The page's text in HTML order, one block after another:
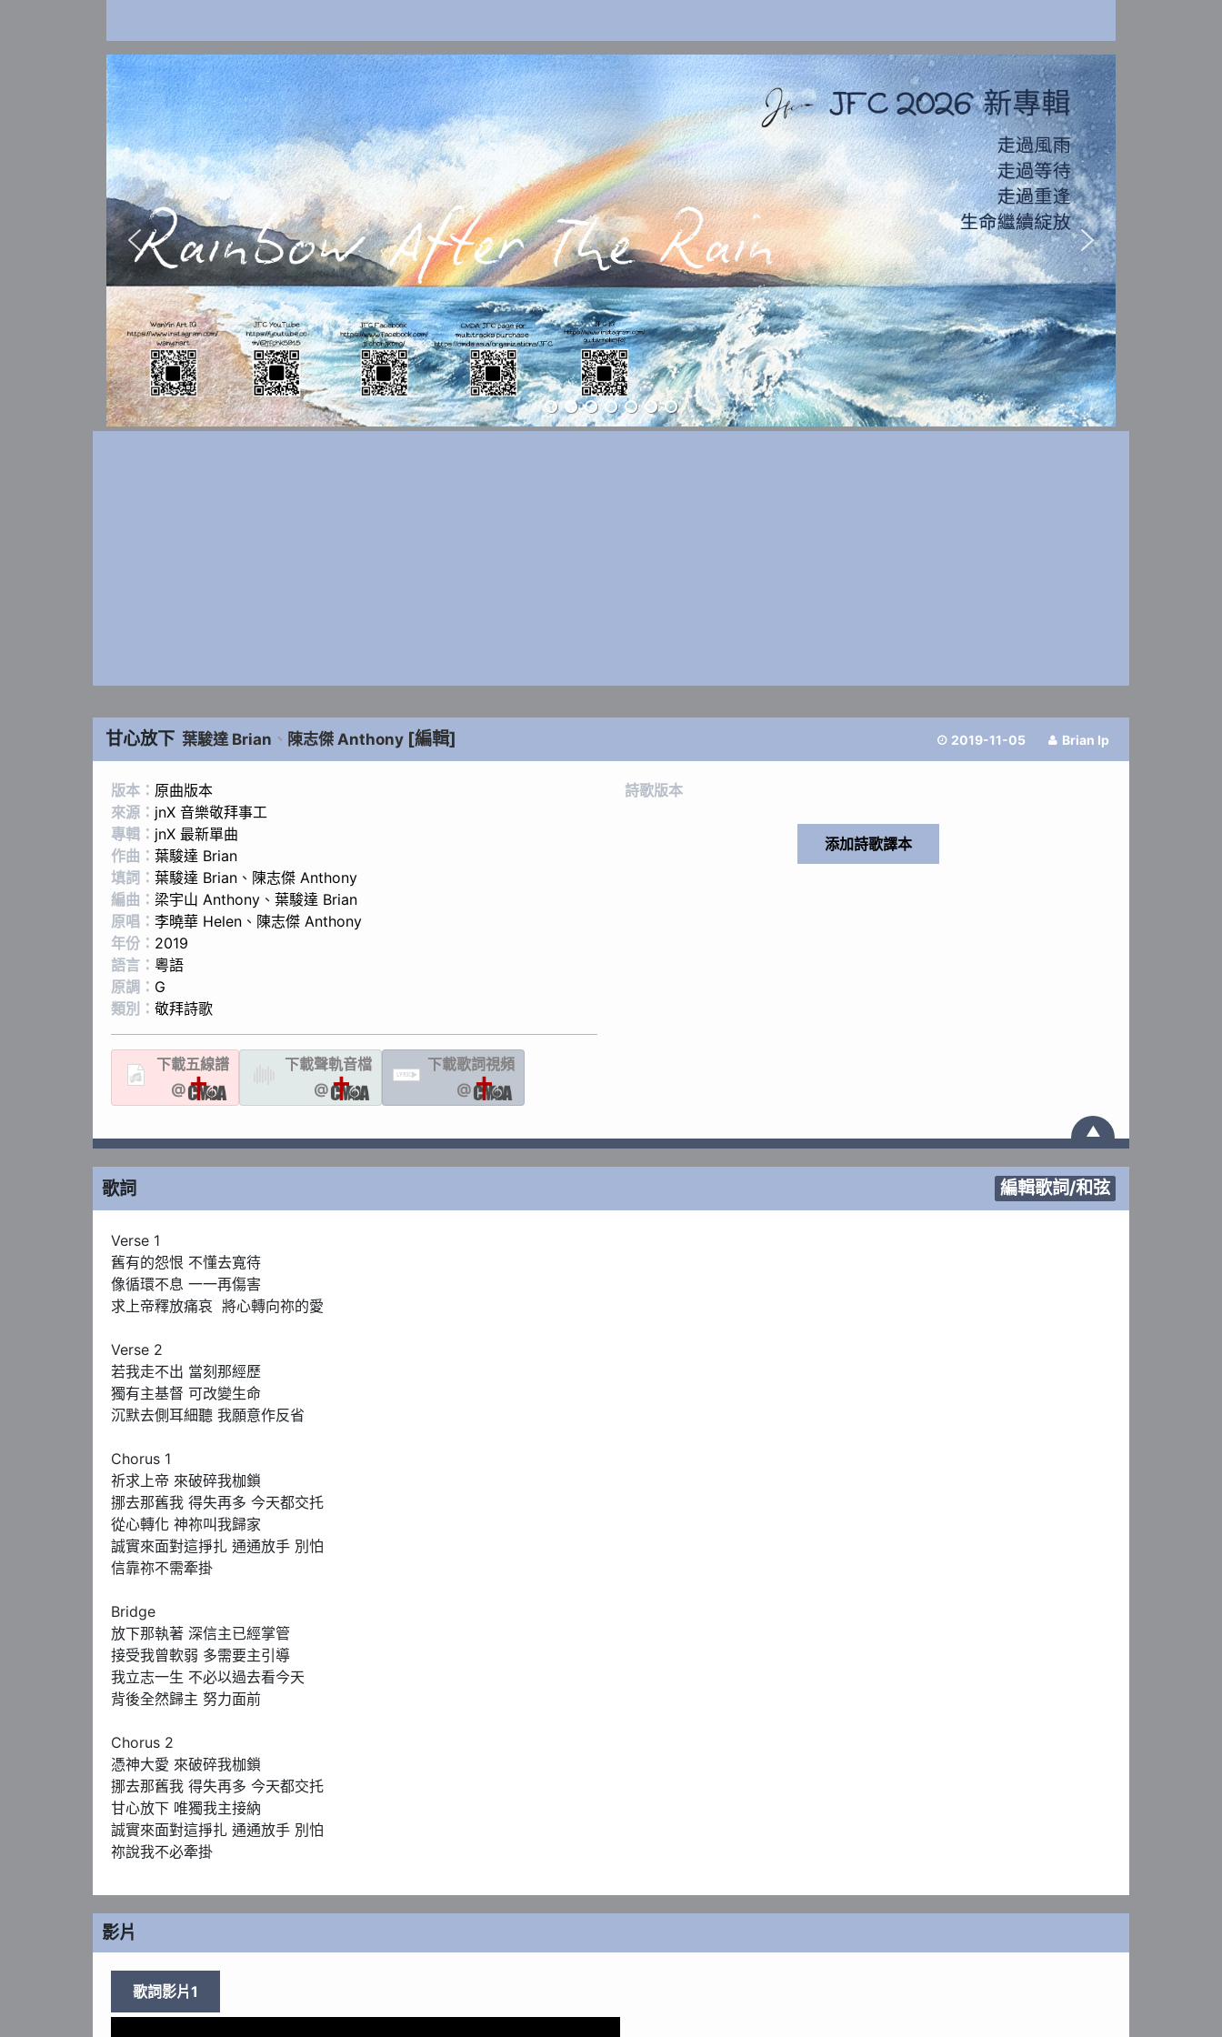
甘心放下 葉駿達 Brian 、 陳志傑 Anthony [編輯]  2019-11-05  Brian Ip
版本： 原曲版本
來源： jnX 音樂敬拜事工
專輯： jnX 最新單曲
作曲： 葉駿達 Brian
填詞： 葉駿達 Brian 、 陳志傑 Anthony
編曲： 梁宇山 Anthony 、 葉駿達 Brian
原唱： 李曉華 Helen 、 陳志傑 Anthony
年份： 2019
語言： 粵語
原調： G
類別： 敬拜詩歌
下載五線譜
@
下載聲軌音檔
@
LYRIC
下載歌詞視頻
@
詩歌版本
▲
歌詞 編輯歌詞/和弦
Verse 1
舊有的怨恨 不懂去寬待
像循環不息 一一再傷害
求上帝釋放痛哀  將心轉向祢的愛
Verse 2
若我走不出 當刻那經歷
獨有主基督 可改變生命
沉默去側耳細聽 我願意作反省
Chorus 1
祈求上帝 來破碎我枷鎖
挪去那舊我 得失再多 今天都交托
從心轉化 神祢叫我歸家
誠實來面對這掙扎 通通放手 別怕
信靠祢不需牽掛
Bridge
放下那執著 深信主已經掌管
接受我曾軟弱 多需要主引導
我立志一生 不必以過去看今天
背後全然歸主 努力面前
Chorus 2
憑神大愛 來破碎我枷鎖
挪去那舊我 得失再多 今天都交托
甘心放下 唯獨我主接納
誠實來面對這掙扎 通通放手 別怕
祢說我不必牽掛
影片
歌詞影片1